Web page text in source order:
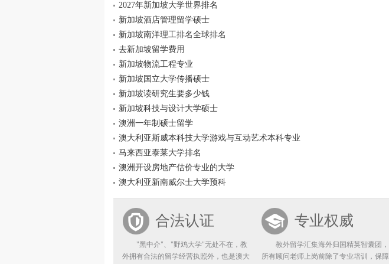
2027年新加坡大学世界排名
新加坡酒店管理留学硕士
新加坡南洋理工排名全球排名
去新加坡留学费用
新加坡物流工程专业
新加坡国立大学传播硕士
新加坡读研究生要多少钱
新加坡科技与设计大学硕士
澳洲一年制硕士留学
澳大利亚斯威本科技大学游戏与互动艺术本科专业
马来西亚泰莱大学排名
澳洲开设房地产估价专业的大学
澳大利亚新南威尔士大学预科
合法认证
"黑中介"、"野鸡大学"无处不在，教
外拥有合法的留学经营执照外，也是澳大
专业权威
教外留学汇集海外归国精英智囊团，
所有顾问老师上岗前除了专业培训，保障